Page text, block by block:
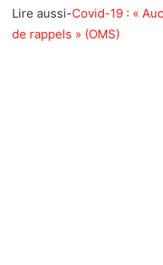
Lire aussi-Covid-19 : «
de rappels » (OMS)